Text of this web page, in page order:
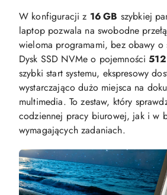
W konfiguracji z 16 GB szybkiej
laptop pozwala na swobodne
wieloma programami, bez obawy o
Dysk SSD NVMe o pojemności
szybki start systemu, ekspresowy
wystarczająco dużo miejsca na
multimedia. To zestaw, który
codziennej pracy biurowej, jak i w
wymagających zadaniach.